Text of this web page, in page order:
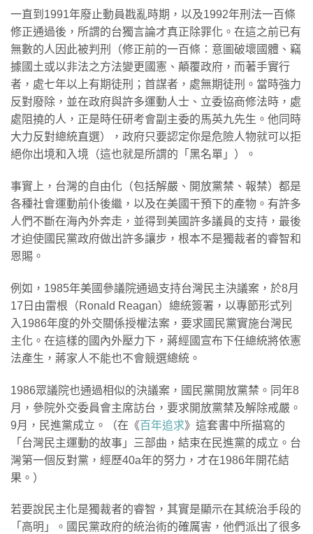
一直到1991年廢止動員戡亂時期，以及1992年刑法一百條
修正通過後，所謂的台獨言論才真正除罪化。在這之前已有
無數的人因此被判刑（修正前的一百條：意圖破壞國體、竊
據國土或以非法之方法變更國憲、顛覆政府，而著手實行
者，處七年以上有期徒刑；首謀者，處無期徒刑。當時強力
反對廢除，並在政府與許多運動人士、立委協商修法時，處
處阻撓的人，正是時任研考會副主委的馬英九先生。他同時
大力反對總統直選），政府只要認定你是危險人物就可以拒
絕你出境和入境（這也就是所謂的「黑名單」）。
事實上，台灣的自由化（包括解嚴、開放黨禁、報禁）都是
各種社會運動前仆後繼，以及在美國干預下的產物。有許多
人們不斷在海內外奔走，並得到美國許多議員的支持，最後
才迫使國民黨政府做出許多讓步，根本不是獨裁者的睿智和
恩賜。
例如，1985年美國參議院通過支持台灣民主決議案，於8月
17日由雷根（Ronald Reagan）總統簽署，以專節形式列
入1986年度的外交關係授權法案，要求國民黨實施台灣民
主化。在這樣的國內外壓力下，蔣經國宣布下任總統將依憲
法產生，蔣家人不能也不會競選總統。
1986眾議院也通過相似的決議案，國民黨開放黨禁。同年8
月，參院外交委員會主席訪台，要求開放黨禁及解除戒嚴。
9月，民進黨成立。（在《百年追求》這套書中所描寫的
「台灣民主運動的故事」三部曲，結束在民進黨的成立。台
灣第一個反對黨，經歷40a年的努力，才在1986年開花結
果。）
若要說民主化是獨裁者的睿智，其實是顯示在其統治手段的
「高明」。國民黨政府的統治術的確厲害，他們派出了很多